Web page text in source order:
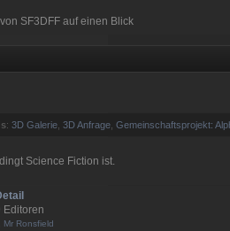
SF3DFF auf einen Blick
:3D Galerie ,3D Anfrage ,Gemeinschaftsprojekt:
Science Fiction ist.
Editoren
Mr Ronsfield